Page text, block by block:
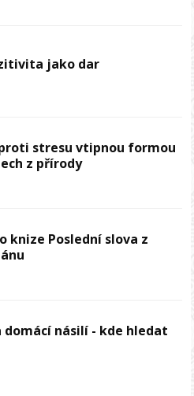
jako dar
stresu vtipnou formou
z přírody
knize Poslední slova z
domácí násilí - kde hledat